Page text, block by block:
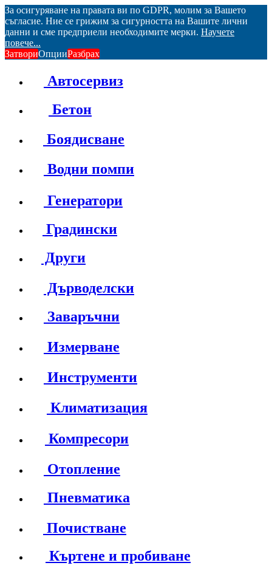
За осигуряване на правата ви по GDPR, молим за Вашето
съгласие. Ние се грижим за сигурността на Вашите лични
данни и сме предприели необходимите мерки. Научете
повече...
ЗатвориОпцииРазбрах
Автосервиз
Бетон
Боядисване
Водни помпи
Генератори
Градински
Други
Дърводелски
Заваръчни
Измерване
Инструменти
Климатизация
Компресори
Отопление
Пневматика
Почистване
Къртене и пробиване